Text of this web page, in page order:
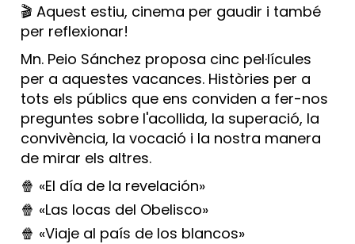
🎬 Aquest estiu, cinema per gaudir i també
per reflexionar!
Mn. Peio Sánchez proposa cinc pel·lícules
per a aquestes vacances. Històries per a
tots els públics que ens conviden a fer-nos
preguntes sobre l'acollida, la superació, la
convivència, la vocació i la nostra manera
de mirar els altres.
🍿 «El día de la revelación»
🍿 «Las locas del Obelisco»
🍿 «Viaje al país de los blancos»